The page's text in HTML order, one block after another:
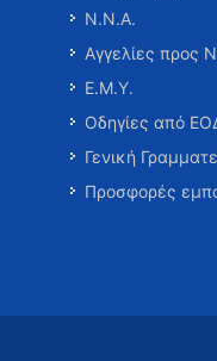
Ν.Ν.Α.
Αγγελίες προς
Ε.Μ.Υ.
Οδηγίες από
Γενική
Προσφορές